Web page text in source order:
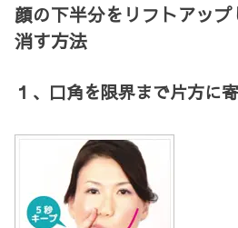
顔の下半分をリフトアッ
消す方法
１、口角を限界まで片方に